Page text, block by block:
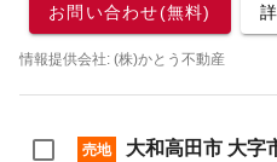
お問い合わせ(無料)
情報提供会社: (株)かとう不動産
売地 大和高田市 大字